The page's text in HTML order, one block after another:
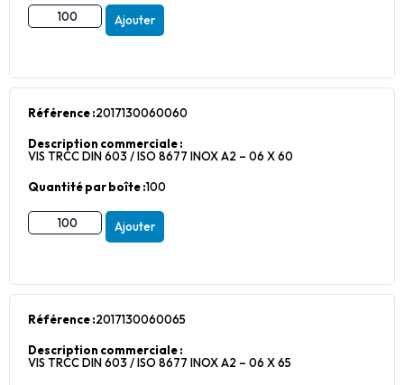
Ajouter
Référence :2017130060060
Description commerciale :
VIS TRCC DIN 603 / ISO 8677 INOX A2 – 06 X 60
Quantité par boîte :100
Ajouter
Référence :2017130060065
Description commerciale :
VIS TRCC DIN 603 / ISO 8677 INOX A2 – 06 X 65